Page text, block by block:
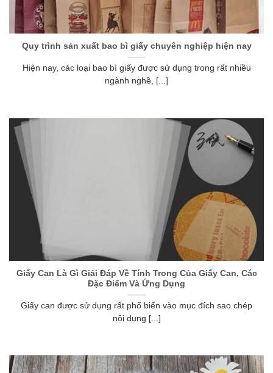
Quy trình sản xuất bao bì giấy chuyên nghiệp hiện nay
Hiện nay, các loại bao bì giấy được sử dụng trong rất nhiều
ngành nghề, [...]
Giấy Can Là Gì Giải Đáp Về Tính Trong Của Giấy Can, Các
Đặc Điểm Và Ứng Dụng
Giấy can được sử dụng rất phổ biến vào mục đích sao chép
nội dung [...]